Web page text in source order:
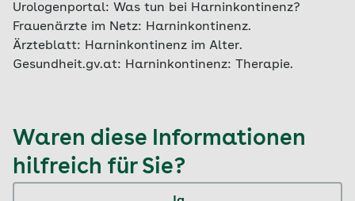
Urologenportal: Was tun bei Harninkontinenz?
Frauenärzte im Netz: Harninkontinenz.
Ärzteblatt: Harninkontinenz im Alter.
Gesundheit.gv.at: Harninkontinenz: Therapie.
Waren diese Informationen
hilfreich für Sie?